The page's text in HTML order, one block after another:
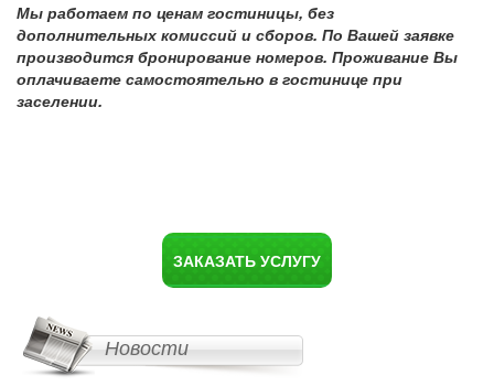
Мы работаем по ценам гостиницы, без
дополнительных комиссий и сборов. По Вашей заявке
производится бронирование номеров. Проживание Вы
оплачиваете самостоятельно в гостинице при
заселении.
ЗАКАЗАТЬ УСЛУГУ
Новости